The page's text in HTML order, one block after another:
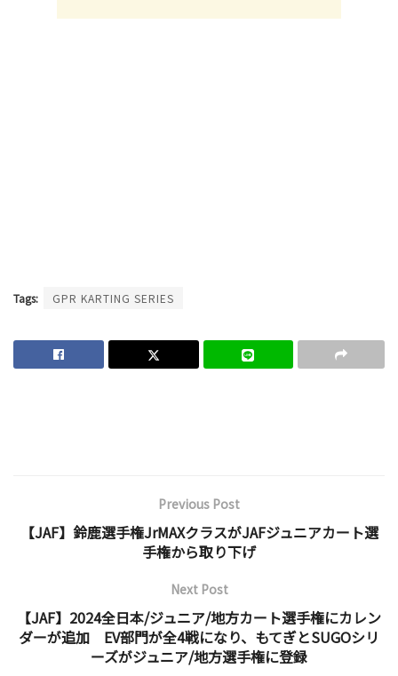
Tags: GPR KARTING SERIES
Previous Post
【JAF】鈴鹿選手権JrMAXクラスがJAFジュニアカート選
手権から取り下げ
Next Post
【JAF】2024全日本/ジュニア/地方カート選手権にカレン
ダーが追加 EV部門が全4戦になり、もてぎとSUGOシリ
ーズがジュニア/地方選手権に登録